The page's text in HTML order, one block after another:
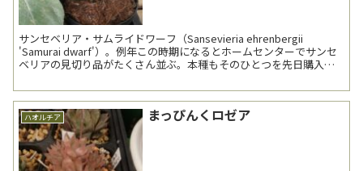
サンセベリア・サムライドワーフ（Sansevieria ehrenbergii
'Samurai dwarf'）。例年この時期になるとホームセンターでサンセ
ベリアの見切り品がたくさん並ぶ。本種もそのひとつを先日購入。
ハオルチア まっぴんくロゼア